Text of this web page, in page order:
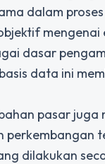
dalam
dasar
data ini
pasar
perkembangan
dilakukan